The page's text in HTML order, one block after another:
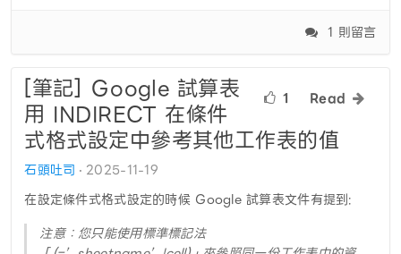
1 則留言
1 Read
[筆記] Ｇoogle 試算表
用 INDIRECT 在條件
式格式設定中參考其他工作表的值
石頭吐司
2025-11-19
在設定條件式格式設定的時候 Google 試算表文件有提到:
注意：您只能使用標準標記法